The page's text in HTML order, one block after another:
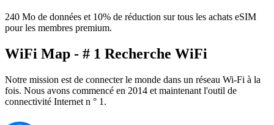
240 Mo de données et 10% de réduction sur tous les achats eSIM
pour les membres premium.
WiFi Map - # 1 Recherche WiFi
Notre mission est de connecter le monde dans un réseau Wi-Fi à la
fois. Nous avons commencé en 2014 et maintenant l'outil de
connectivité Internet n ° 1.